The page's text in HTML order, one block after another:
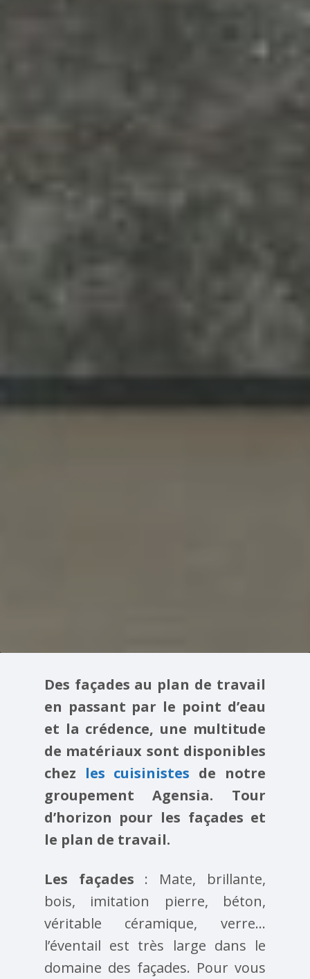
Des façades au plan de travail
en passant par le point d’eau
et la crédence, une multitude
de matériaux sont disponibles
chez les cuisinistes de notre
groupement Agensia. Tour
d’horizon pour les façades et
le plan de travail.
Les façades : Mate, brillante,
bois, imitation pierre, béton,
véritable céramique, verre…
l’éventail est très large dans le
domaine des façades. Pour vous